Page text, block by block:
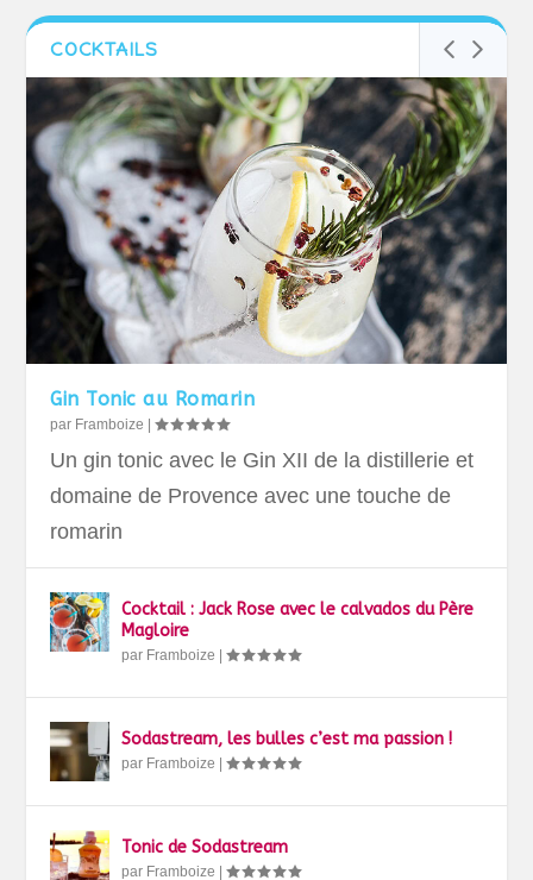
COCKTAILS
Gin Tonic au Romarin
par Framboize |
Un gin tonic avec le Gin XII de la distillerie et
domaine de Provence avec une touche de
romarin
Cocktail : Jack Rose avec le calvados du Père
Magloire
par Framboize |
Sodastream, les bulles c’est ma passion !
par Framboize |
Tonic de Sodastream
par Framboize |